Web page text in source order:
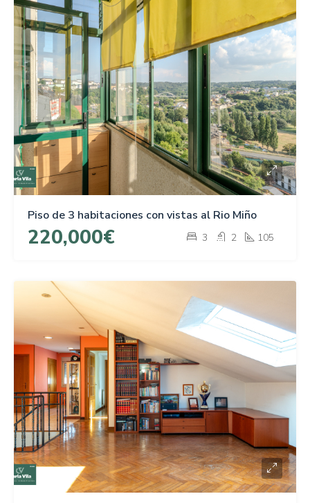
Piso de 3 habitaciones con vistas al Rio Miño
220,000€ 3 2 105